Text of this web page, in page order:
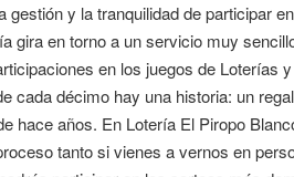
gestión y la tranquilidad de participar
gira en torno a un servicio muy
en los juegos de Loterías
cada décimo hay una historia: un
hace años. En Lotería El Piropo
tanto si vienes a vernos en